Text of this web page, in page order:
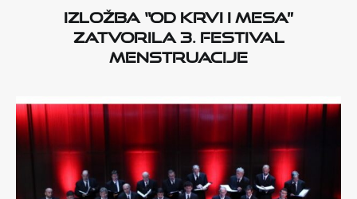
Izložba “Od krvi i mesa”
zatvorila 3. Festival
menstruacije